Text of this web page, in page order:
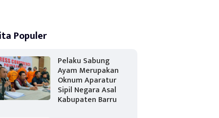
Populer
Pelaku Sabung
Ayam Merupakan
Oknum Aparatur
Sipil Negara Asal
Kabupaten Barru